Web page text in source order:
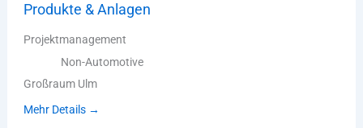
Produkte & Anlagen
Projektmanagement
Non-Automotive
Großraum Ulm
Mehr Details